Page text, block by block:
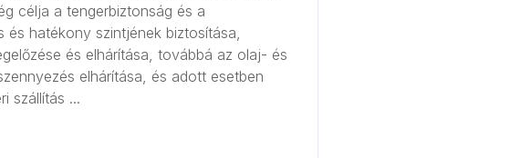
célja a tengerbiztonság és a
és hatékony szintjének biztosítása,
és elhárítása, továbbá az olaj- és
elhárítása, és adott esetben
szállítás ...